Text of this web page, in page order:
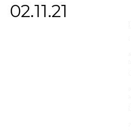
02.11.21